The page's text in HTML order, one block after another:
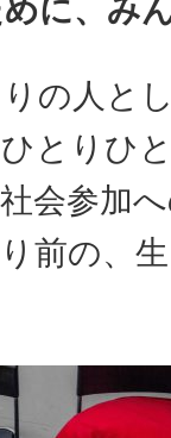
めに、み
の人と
とりひ
会参加
前の、